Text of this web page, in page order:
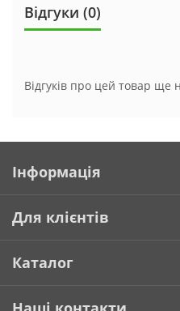
Відгуки (0)
Відгуків про цей товар ще
Інформація
Для клієнтів
Каталог